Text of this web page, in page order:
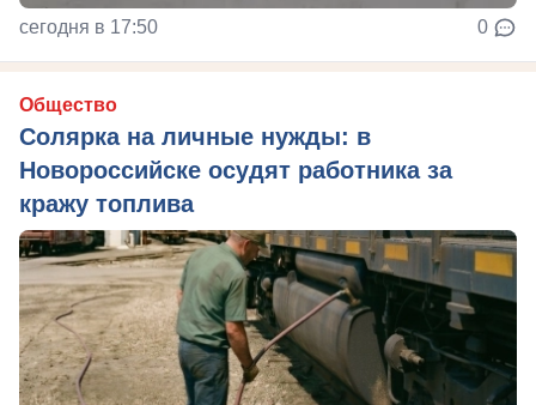
сегодня в 17:50 0
Общество
Солярка на личные нужды: в
Новороссийске осудят работника за
кражу топлива